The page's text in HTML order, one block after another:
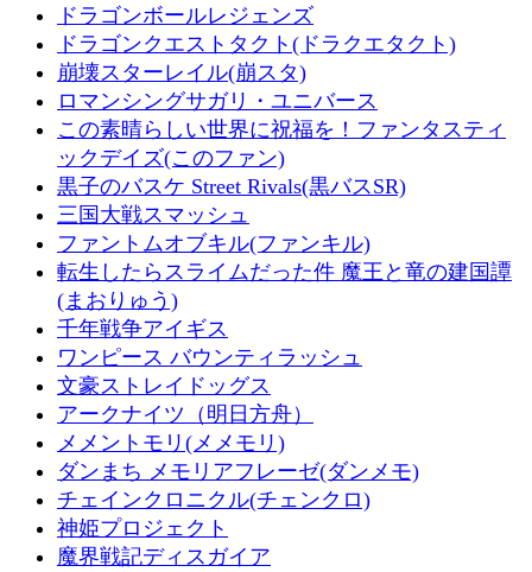
ドラゴンボールレジェンズ
ドラゴンクエストタクト(ドラクエタクト)
崩壊スターレイル(崩スタ)
ロマンシングサガリ・ユニバース
この素晴らしい世界に祝福を！ファンタスティ
ックデイズ(このファン)
黒子のバスケ Street Rivals(黒バスSR)
三国大戦スマッシュ
ファントムオブキル(ファンキル)
転生したらスライムだった件 魔王と竜の建国譚
(まおりゅう)
千年戦争アイギス
ワンピース バウンティラッシュ
文豪ストレイドッグス
アークナイツ（明日方舟）
メメントモリ(メメモリ)
ダンまち メモリアフレーゼ(ダンメモ)
チェインクロニクル(チェンクロ)
神姫プロジェクト
魔界戦記ディスガイア